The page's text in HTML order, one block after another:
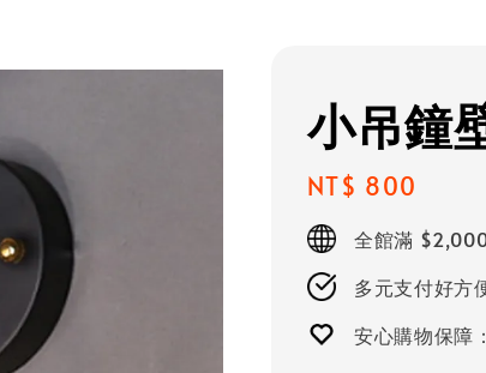
小吊鐘
Regular
price
NT$ 800
全館滿
多元支付好方
安心購物保障